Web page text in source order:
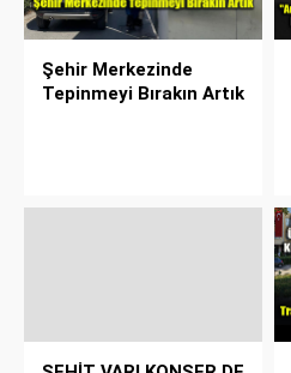
Şehir Merkezinde
Tepinmeyi Bırakın Artık